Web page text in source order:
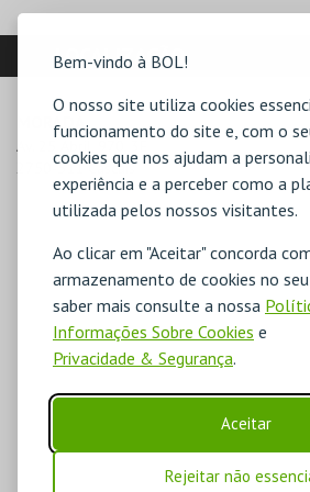
Bem-vindo à BOL!
O nosso site utiliza cookies
funcionamento do site e, com o
cookies que nos ajudam a
experiência e a perceber como a
utilizada pelos nossos visitantes.
Ao clicar em "Aceitar" concorda
armazenamento de cookies no
saber mais consulte a nossa
Informações Sobre Cookies e
Privacidade & Segurança.
Aceitar
Rejeitar não
LOCALIZAÇÃO
MORADA
Av. 25 Abril, 970, 3E
2750-511 Cascais